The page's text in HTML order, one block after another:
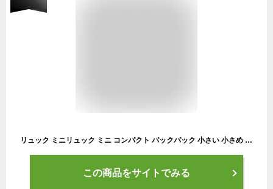
リュック ミニリュック ミニ コンパクト バックパック 小さい 小さめ 上品 大人 合皮 フェイクレザー 軽量 タッセル シンディ
この商品をサイトでみる